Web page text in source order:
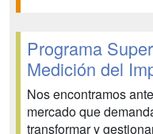
Programa
Medición del
Nos encontramos
mercado que
transformar y